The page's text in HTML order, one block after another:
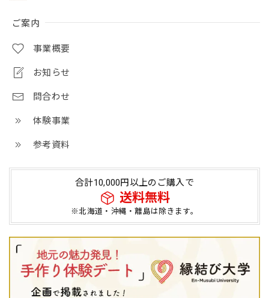
ご案内
事業概要
お知らせ
問合わせ
体験事業
参考資料
合計10,000円以上のご購入で
送料無料
※北海道・沖縄・離島は除きます。